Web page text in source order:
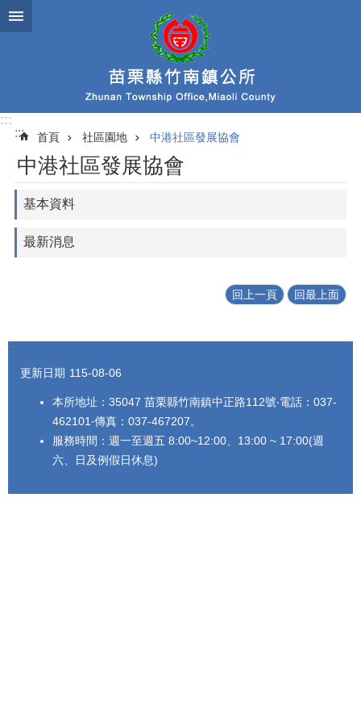
跳到主要內容區塊
:::
:::
首頁 社區園地 中港社區發展協會
中港社區發展協會
基本資料
最新消息
回上一頁 回最上面
:::
更新日期 115-08-06
本所地址：35047 苗栗縣竹南鎮中正路112號‧電話：037-
462101‧傳真：037-467207。
服務時間：週一至週五 8:00~12:00、13:00 ~ 17:00(週
六、日及例假日休息)